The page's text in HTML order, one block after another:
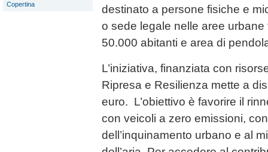
Copertina
destinato a persone fisiche e
o sede legale nelle aree urbane
50.000 abitanti e area di
L’iniziativa, finanziata con
Ripresa e Resilienza mette a
euro. L’obiettivo è favorire il
con veicoli a zero emissioni,
dell’inquinamento urbano e al